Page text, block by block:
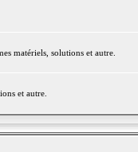
matériels, solutions et autre.
et autre.